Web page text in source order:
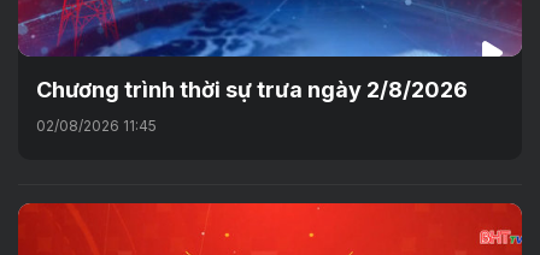
Chương trình thời sự trưa ngày 2/8/2026
02/08/2026 11:45